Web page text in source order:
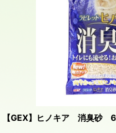
【GEX】ヒノキア 消臭砂